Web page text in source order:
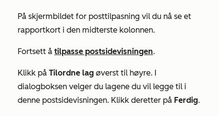
På skjermbildet for posttilpasning vil du nå se et
rapportkort i den midterste kolonnen.
Fortsett å tilpasse postsidevisningen.
Klikk på Tilordne lag øverst til høyre. I
dialogboksen velger du lagene du vil legge til i
denne postsidevisningen. Klikk deretter på Ferdig.